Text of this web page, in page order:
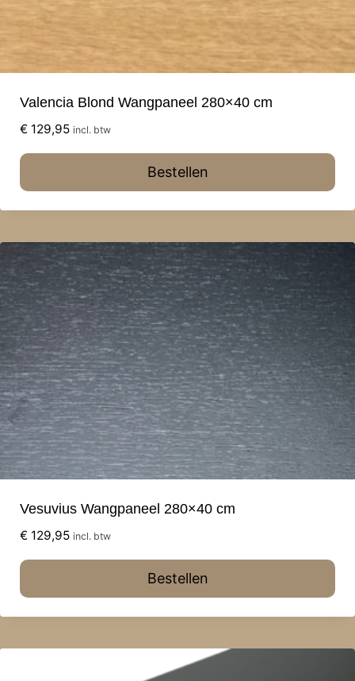
Valencia Blond Wangpaneel 280×40 cm
€ 129,95 incl. btw
Bestellen
Vesuvius Wangpaneel 280×40 cm
€ 129,95 incl. btw
Bestellen